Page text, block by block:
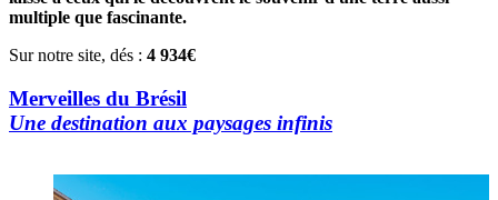
multiple que fascinante.
Sur notre site, dés : 4 934€
Merveilles du Brésil
Une destination aux paysages infinis